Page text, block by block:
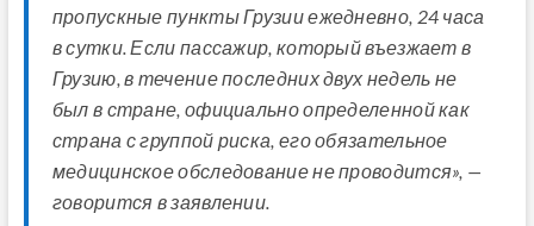
пропускные пункты Грузии ежедневно, 24 часа
в сутки. Если пассажир, который въезжает в
Грузию, в течение последних двух недель не
был в стране, официально определенной как
страна с группой риска, его обязательное
медицинское обследование не проводится», —
говорится в заявлении.